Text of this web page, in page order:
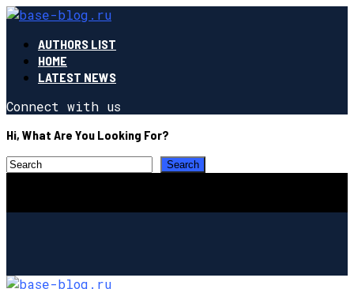
AUTHORS LIST
HOME
LATEST NEWS
Connect with us
Hi, What Are You Looking For?